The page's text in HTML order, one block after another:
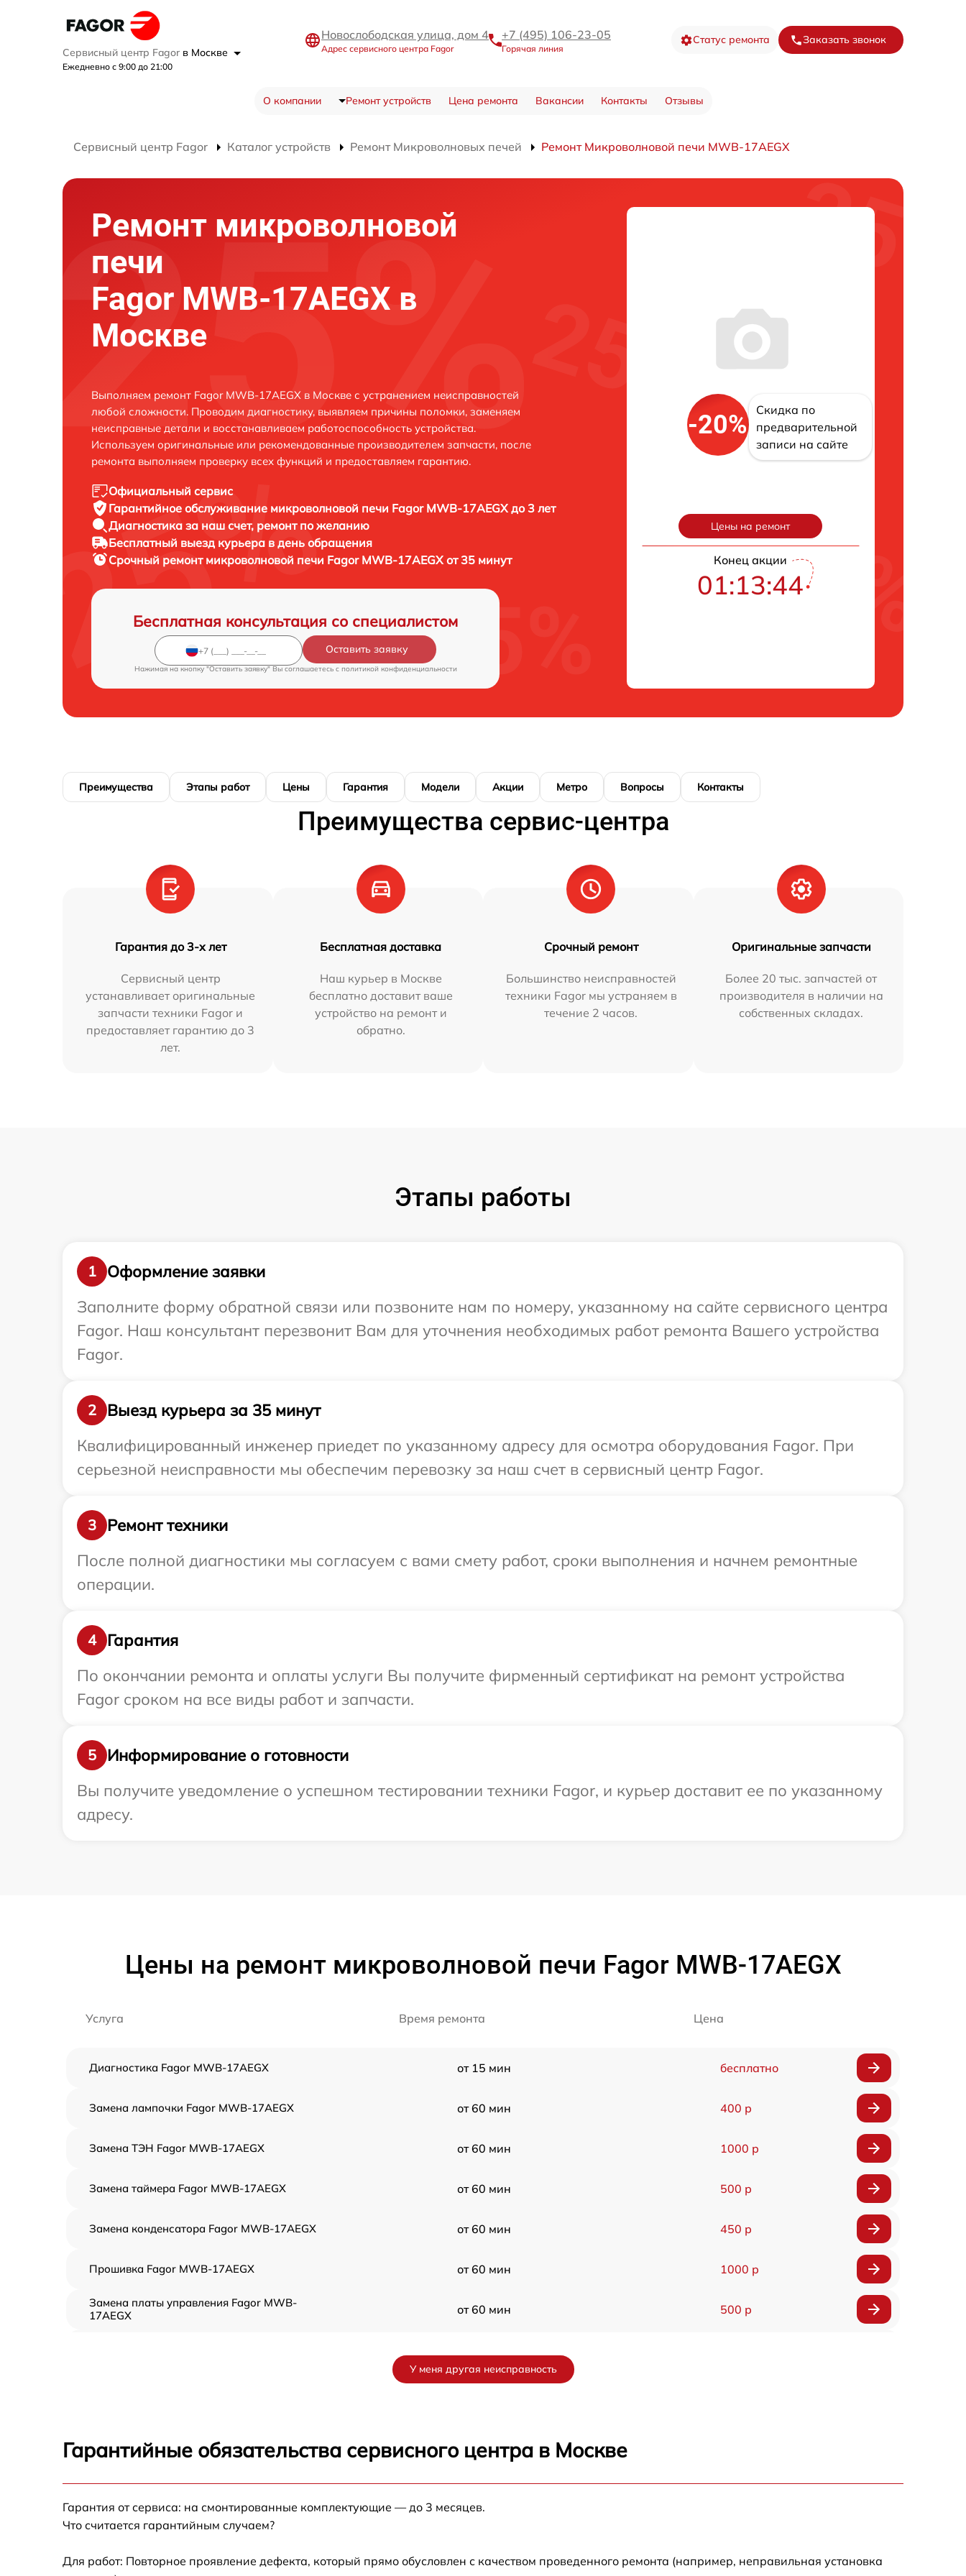
Сервисный центр Fagor в Москве
Ежедневно с 9:00 до 21:00
Новослободская улица, дом 4
Адрес сервисного центра Fagor
+7 (495) 106-23-05
Горячая линия
Статус ремонта Заказать звонок
О компании Ремонт устройств Цена ремонта Вакансии Контакты Отзывы
Сервисный центр Fagor Каталог устройств Ремонт Микроволновых печей Ремонт Микроволновой печи MWB-17AEGX
Ремонт микроволновой
печи
Fagor MWB-17AEGX в
Москве
Выполняем ремонт Fagor MWB-17AEGX в Москве с устранением неисправностей
любой сложности. Проводим диагностику, выявляем причины поломки, заменяем
неисправные детали и восстанавливаем работоспособность устройства.
Используем оригинальные или рекомендованные производителем запчасти, после
ремонта выполняем проверку всех функций и предоставляем гарантию.
Официальный сервис
Гарантийное обслуживание микроволновой печи Fagor MWB-17AEGX до 3 лет
Диагностика за наш счет, ремонт по желанию
Бесплатный выезд курьера в день обращения
Срочный ремонт микроволновой печи Fagor MWB-17AEGX от 35 минут
Бесплатная консультация со специалистом
Оставить заявку
Нажимая на кнопку "Оставить заявку" Вы соглашаетесь c политикой конфиденциальности
-20%
Скидка по
предварительной
записи на сайте
Цены на ремонт
Конец акции
01:13:43
Преимущества Этапы работ Цены Гарантия Модели Акции Метро Вопросы Контакты
Преимущества сервис-центра
Гарантия до 3-х лет
Сервисный центр
устанавливает оригинальные
запчасти техники Fagor и
предоставляет гарантию до 3
лет.
Бесплатная доставка
Наш курьер в Москве
бесплатно доставит ваше
устройство на ремонт и
обратно.
Срочный ремонт
Большинство неисправностей
техники Fagor мы устраняем в
течение 2 часов.
Оригинальные запчасти
Более 20 тыс. запчастей от
производителя в наличии на
собственных складах.
Этапы работы
1
Оформление заявки
Заполните форму обратной связи или позвоните нам по номеру, указанному на сайте сервисного центра
Fagor. Наш консультант перезвонит Вам для уточнения необходимых работ ремонта Вашего устройства
Fagor.
2
Выезд курьера за 35 минут
Квалифицированный инженер приедет по указанному адресу для осмотра оборудования Fagor. При
серьезной неисправности мы обеспечим перевозку за наш счет в сервисный центр Fagor.
3
Ремонт техники
После полной диагностики мы согласуем с вами смету работ, сроки выполнения и начнем ремонтные
операции.
4
Гарантия
По окончании ремонта и оплаты услуги Вы получите фирменный сертификат на ремонт устройства
Fagor сроком на все виды работ и запчасти.
5
Информирование о готовности
Вы получите уведомление о успешном тестировании техники Fagor, и курьер доставит ее по указанному
адресу.
Цены на ремонт микроволновой печи Fagor MWB-17AEGX
Услуга Время ремонта Цена
Диагностика Fagor MWB-17AEGX от 15 мин бесплатно
Замена лампочки Fagor MWB-17AEGX от 60 мин 400 р
Замена ТЭН Fagor MWB-17AEGX от 60 мин 1000 р
Замена таймера Fagor MWB-17AEGX от 60 мин 500 р
Замена конденсатора Fagor MWB-17AEGX от 60 мин 450 р
Прошивка Fagor MWB-17AEGX от 60 мин 1000 р
Замена платы управления Fagor MWB-
17AEGX
от 60 мин 500 р
Ремонт волновода Fagor MWB-17AEGX от 60 мин
MWB-17AEGX
У меня другая неисправность
Гарантийные обязательства сервисного центра в Москве
Гарантия от сервиса: на смонтированные комплектующие — до 3 месяцев.
Что считается гарантийным случаем?
Для работ: Повторное проявление дефекта, который прямо обусловлен с качеством проведенного ремонта (например, неправильная установка